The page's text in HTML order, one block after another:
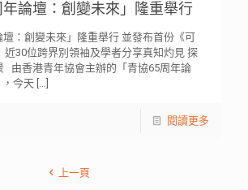
年論壇：創變未來」隆重舉行
壇：創變未來」隆重舉行 並發布首份《可
近30位跨界別領袖及學者分享真知灼見 探
由香港青年協會主辦的「青協65周年論
今天[…]
閱讀更多
上一頁